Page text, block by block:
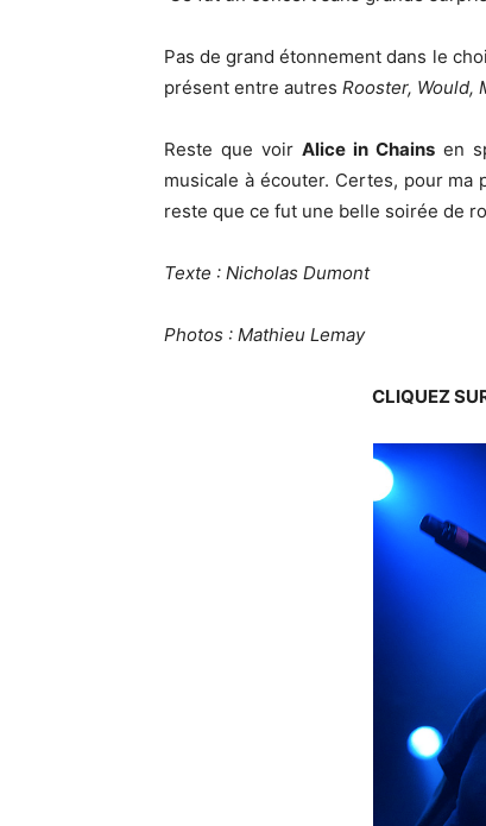
Pas de grand étonnement dans le
présent entre autres Rooster, Would,
Reste que voir Alice in Chainsen
musicale à écouter. Certes, pour ma
reste que ce fut une belle soirée de
Texte : Nicholas Dumont
Photos : Mathieu Lemay
CLIQUEZ